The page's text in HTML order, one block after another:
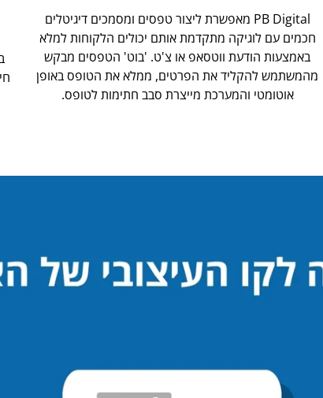
PB Digital מאפשרת ליצור טפסים ומסמכים דיגיטלים
חכמים עם לוגיקה מתקדמת אותם יכולים הלקוחות למלא
באמצעות הודעת ווטסאפ או צ'ט. 'בוט' הטפסים מבקש
מהמשתמש להקליד את הפרטים, ממלא את הטופס באופן
אוטומטי והמערכת מייצרת סבב חתימות לטופס.